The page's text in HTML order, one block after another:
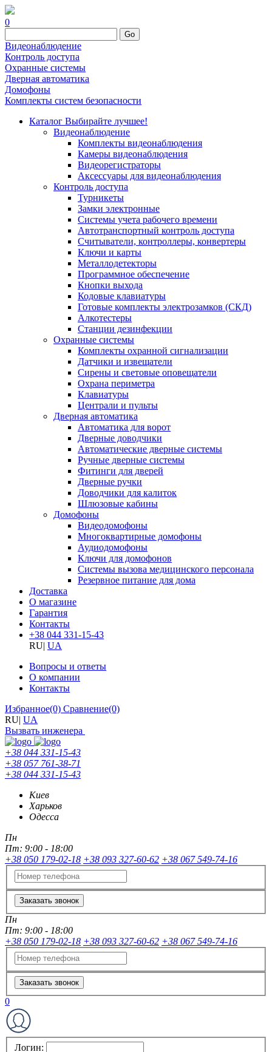
0
Go
Видеонаблюдение
Контроль доступа
Охранные системы
Дверная автоматика
Домофоны
Комплекты систем безопасности
Каталог Выбирайте лучшее!
Видеонаблюдение
Комплекты видеонаблюдения
Камеры видеонаблюдения
Видеорегистраторы
Аксессуары для видеонаблюдения
Контроль доступа
Турникеты
Замки электронные
Системы учета рабочего времени
Автотранспортный контроль доступа
Считыватели, контроллеры, конвертеры
Ключи и карты
Металлодетекторы
Программное обеспечение
Кнопки выхода
Кодовые клавиатуры
Готовые комплекты электрозамков (СКД)
Алкотестеры
Станции дезинфекции
Охранные системы
Комплекты охранной сигнализации
Датчики и извещатели
Сирены и световые оповещатели
Охрана периметра
Клавиатуры
Централи и пульты
Дверная автоматика
Автоматика для ворот
Дверные доводчики
Автоматические дверные системы
Ручные дверные системы
Фитинги для дверей
Дверные ручки
Доводчики для калиток
Шлюзовые кабины
Домофоны
Видеодомофоны
Многоквартирные домофоны
Аудиодомофоны
Ключи для домофонов
Системы вызова медицинского персонала
Резервное питание для дома
Доставка
О магазине
Гарантия
Контакты
+38 044 331-15-43
RU| UA
Вопросы и ответы
О компании
Контакты
Избранное(0) Сравнение(0)
RU| UA
Вызвать инженера
+38 044 331-15-43
+38 057 761-38-71
+38 044 331-15-43
Киев
Харьков
Одесса
Пн
Пт: 9:00 - 18:00
+38 050 179-02-18 +38 093 327-60-62 +38 067 549-74-16
Заказать звонок
Пн
Пт: 9:00 - 18:00
+38 050 179-02-18 +38 093 327-60-62 +38 067 549-74-16
Заказать звонок
0
Логин: